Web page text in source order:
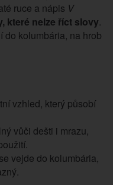
ruce a nápis V
které nelze říct slovy.
do kolumbária, na hrob
vzhled, který působí
vůči dešti i mrazu,
vejde do kolumbária,